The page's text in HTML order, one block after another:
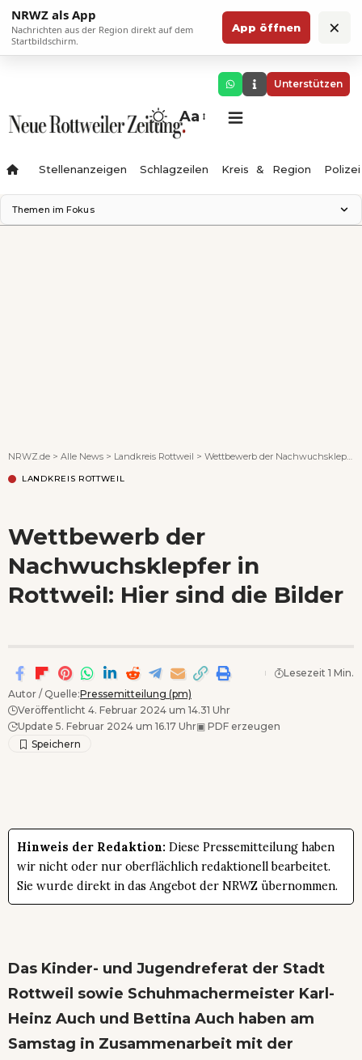
NRWZ als App
Nachrichten aus der Region direkt auf dem
Startbildschirm.
App öffnen ×
Unterstützen
Aa
Stellenanzeigen Schlagzeilen Kreis & Region Polizei
Themen im Fokus
NRWZ.de > Alle News > Landkreis Rottweil > Wettbewerb der Nachwuchsklepfer in Rottweil: Hier sind die Bilder
LANDKREIS ROTTWEIL
Wettbewerb der
Nachwuchsklepfer in
Rottweil: Hier sind die Bilder
Autor / Quelle:Pressemitteilung (pm)
Veröffentlicht 4. Februar 2024 um 14.31 Uhr
Update 5. Februar 2024 um 16.17 Uhr▣ PDF erzeugen
Lesezeit 1 Min.
Hinweis der Redaktion: Diese Pressemitteilung haben
wir nicht oder nur oberflächlich redaktionell bearbeitet.
Sie wurde direkt in das Angebot der NRWZ übernommen.
Das Kinder- und Jugendreferat der Stadt
Rottweil sowie Schuhmachermeister Karl-
Heinz Auch und Bettina Auch haben am
Samstag in Zusammenarbeit mit der